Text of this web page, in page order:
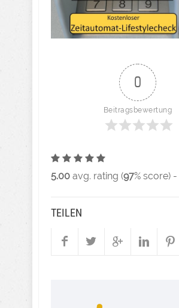
0
Beitragsbewertung
5.00 avg. rating (97% score) -
TEILEN